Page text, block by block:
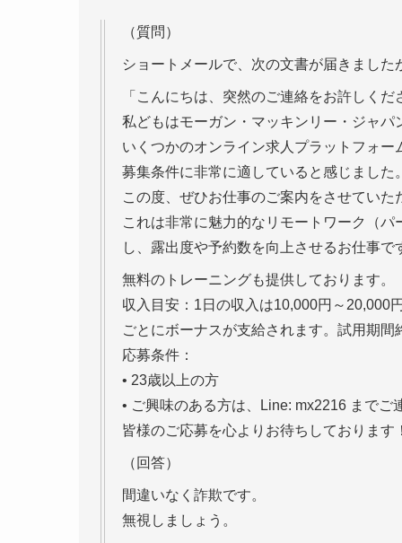
（質問）
ショートメールで、次の文書が届きまし
「こんにちは、突然のご連絡をお許しくだ
私どもはモーガン・マッキンリー・ジャ
いくつかのオンライン求人プラットフォ
募集条件に非常に適していると感じました
この度、ぜひお仕事のご案内をさせてい
これは非常に魅力的なリモートワーク（
し、露出度や予約数を向上させるお仕事で
無料のトレーニングも提供しております。
収入目安：1日の収入は10,000円～20,000
ごとにボーナスが支給されます。試用期
応募条件：
• 23歳以上の方
• ご興味のある方は、Line: mx2216 までご
皆様のご応募を心よりお待ちしております
（回答）
間違いなく詐欺です。
無視しましょう。